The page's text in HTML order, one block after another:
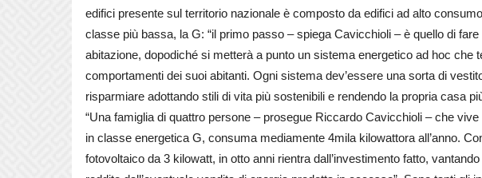
edifici presente sul territorio nazionale è composto da edifici ad alto
classe più bassa, la G: “il primo passo – spiega Cavicchioli – è quello di
abitazione, dopodiché si metterà a punto un sistema energetico ad hoc che
comportamenti dei suoi abitanti. Ogni sistema dev’essere una sorta di
risparmiare adottando stili di vita più sostenibili e rendendo la propria casa
“Una famiglia di quattro persone – prosegue Riccardo Cavicchioli – che
in classe energetica G, consuma mediamente 4mila kilowattora all’anno.
fotovoltaico da 3 kilowatt, in otto anni rientra dall’investimento fatto,